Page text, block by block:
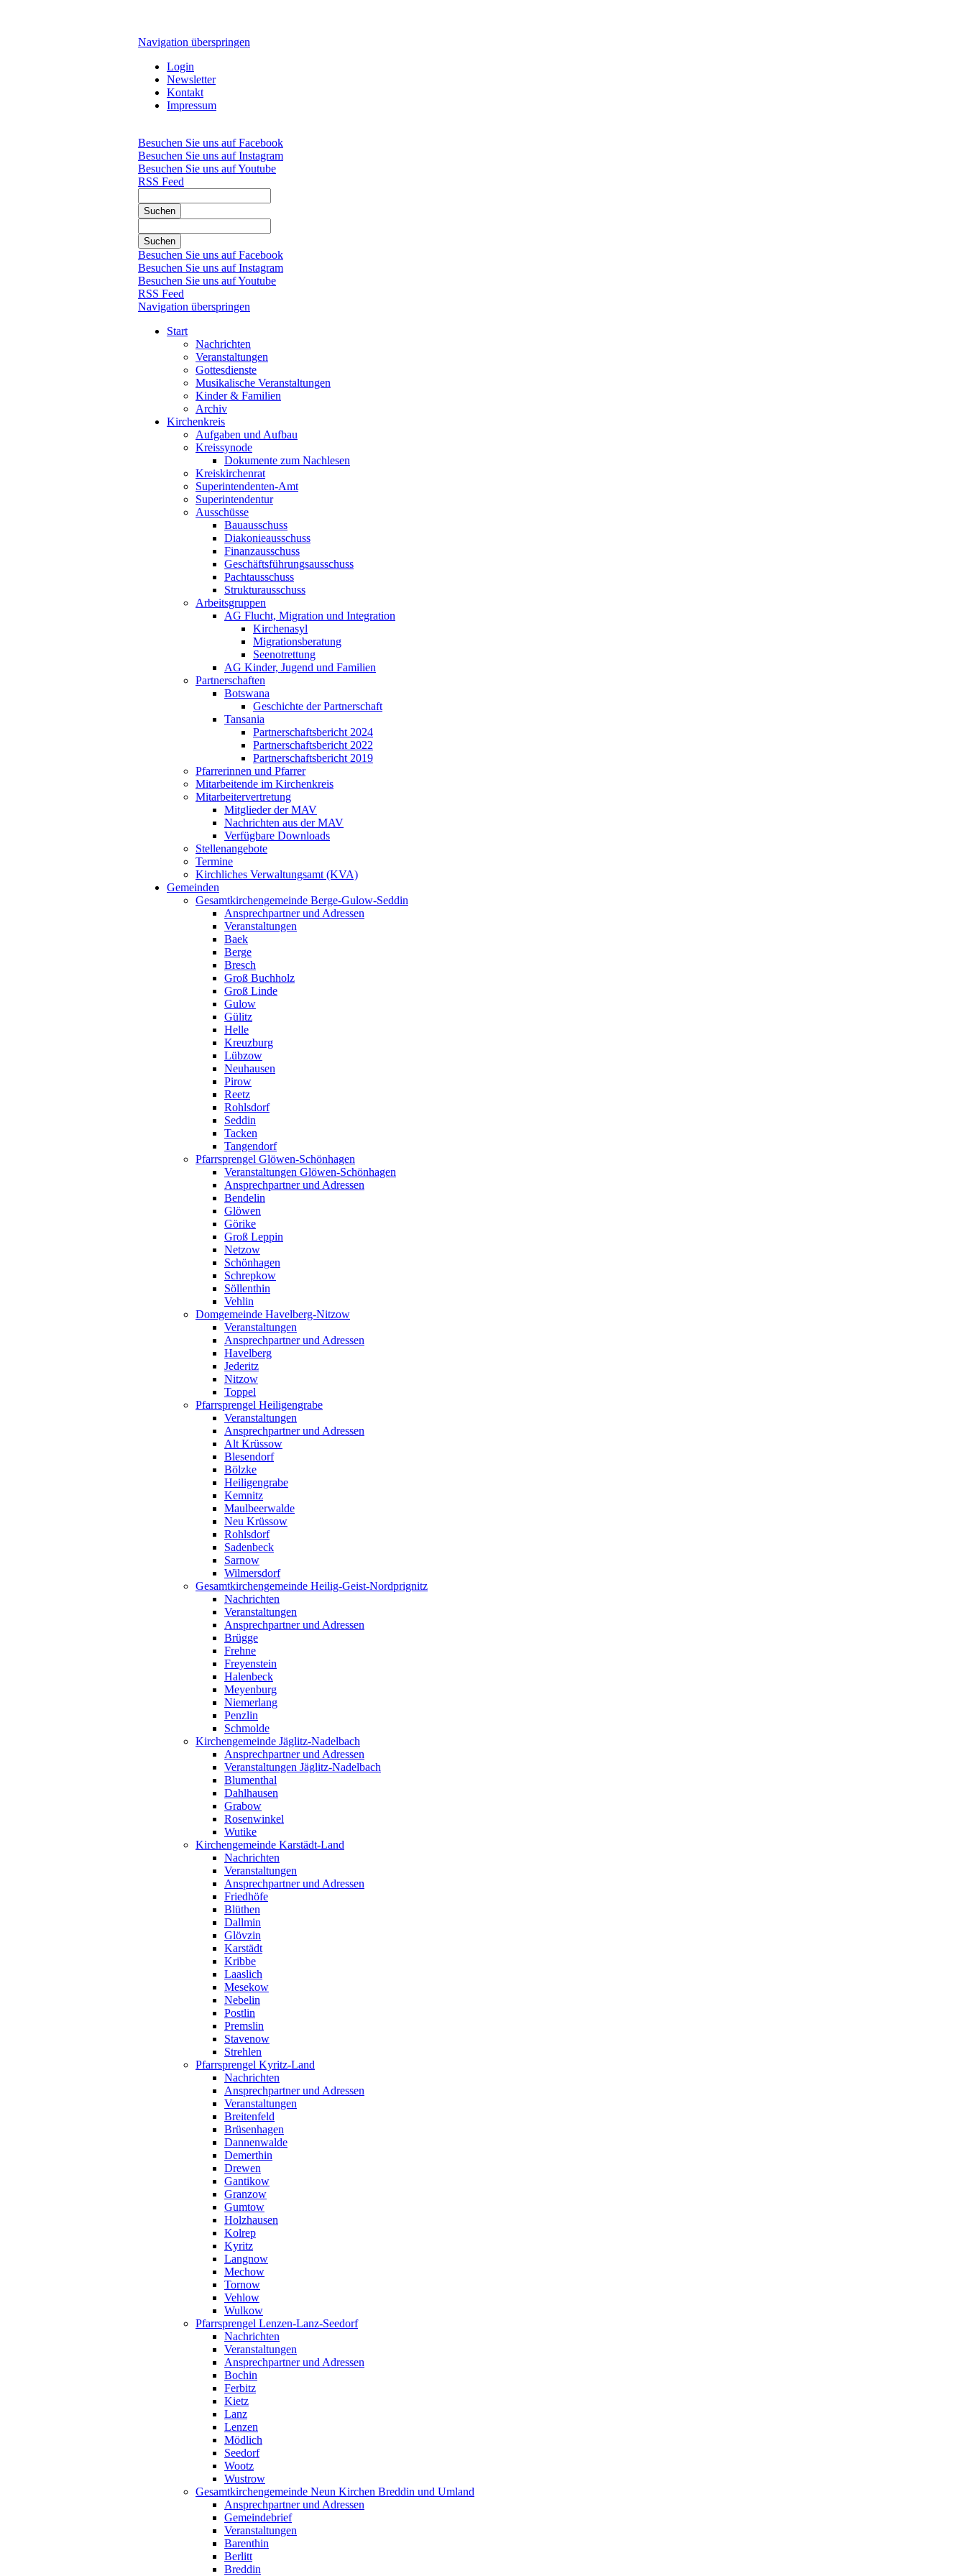
Navigation überspringen
Login
Newsletter
Kontakt
Impressum
Besuchen Sie uns auf Facebook
Besuchen Sie uns auf Instagram
Besuchen Sie uns auf Youtube
RSS Feed
Suchen
Suchen
Besuchen Sie uns auf Facebook
Besuchen Sie uns auf Instagram
Besuchen Sie uns auf Youtube
RSS Feed
Navigation überspringen
Start
Nachrichten
Veranstaltungen
Gottesdienste
Musikalische Veranstaltungen
Kinder & Familien
Archiv
Kirchenkreis
Aufgaben und Aufbau
Kreissynode
Dokumente zum Nachlesen
Kreiskirchenrat
Superintendenten-Amt
Superintendentur
Ausschüsse
Bauausschuss
Diakonieausschuss
Finanzausschuss
Geschäftsführungsausschuss
Pachtausschuss
Strukturausschuss
Arbeitsgruppen
AG Flucht, Migration und Integration
Kirchenasyl
Migrationsberatung
Seenotrettung
AG Kinder, Jugend und Familien
Partnerschaften
Botswana
Geschichte der Partnerschaft
Tansania
Partnerschaftsbericht 2024
Partnerschaftsbericht 2022
Partnerschaftsbericht 2019
Pfarrerinnen und Pfarrer
Mitarbeitende im Kirchenkreis
Mitarbeitervertretung
Mitglieder der MAV
Nachrichten aus der MAV
Verfügbare Downloads
Stellenangebote
Termine
Kirchliches Verwaltungsamt (KVA)
Gemeinden
Gesamtkirchengemeinde Berge-Gulow-Seddin
Ansprechpartner und Adressen
Veranstaltungen
Baek
Berge
Bresch
Groß Buchholz
Groß Linde
Gulow
Gülitz
Helle
Kreuzburg
Lübzow
Neuhausen
Pirow
Reetz
Rohlsdorf
Seddin
Tacken
Tangendorf
Pfarrsprengel Glöwen-Schönhagen
Veranstaltungen Glöwen-Schönhagen
Ansprechpartner und Adressen
Bendelin
Glöwen
Görike
Groß Leppin
Netzow
Schönhagen
Schrepkow
Söllenthin
Vehlin
Domgemeinde Havelberg-Nitzow
Veranstaltungen
Ansprechpartner und Adressen
Havelberg
Jederitz
Nitzow
Toppel
Pfarrsprengel Heiligengrabe
Veranstaltungen
Ansprechpartner und Adressen
Alt Krüssow
Blesendorf
Bölzke
Heiligengrabe
Kemnitz
Maulbeerwalde
Neu Krüssow
Rohlsdorf
Sadenbeck
Sarnow
Wilmersdorf
Gesamtkirchengemeinde Heilig-Geist-Nordprignitz
Nachrichten
Veranstaltungen
Ansprechpartner und Adressen
Brügge
Frehne
Freyenstein
Halenbeck
Meyenburg
Niemerlang
Penzlin
Schmolde
Kirchengemeinde Jäglitz-Nadelbach
Ansprechpartner und Adressen
Veranstaltungen Jäglitz-Nadelbach
Blumenthal
Dahlhausen
Grabow
Rosenwinkel
Wutike
Kirchengemeinde Karstädt-Land
Nachrichten
Veranstaltungen
Ansprechpartner und Adressen
Friedhöfe
Blüthen
Dallmin
Glövzin
Karstädt
Kribbe
Laaslich
Mesekow
Nebelin
Postlin
Premslin
Stavenow
Strehlen
Pfarrsprengel Kyritz-Land
Nachrichten
Ansprechpartner und Adressen
Veranstaltungen
Breitenfeld
Brüsenhagen
Dannenwalde
Demerthin
Drewen
Gantikow
Granzow
Gumtow
Holzhausen
Kolrep
Kyritz
Langnow
Mechow
Tornow
Vehlow
Wulkow
Pfarrsprengel Lenzen-Lanz-Seedorf
Nachrichten
Veranstaltungen
Ansprechpartner und Adressen
Bochin
Ferbitz
Kietz
Lanz
Lenzen
Mödlich
Seedorf
Wootz
Wustrow
Gesamtkirchengemeinde Neun Kirchen Breddin und Umland
Ansprechpartner und Adressen
Gemeindebrief
Veranstaltungen
Barenthin
Berlitt
Breddin